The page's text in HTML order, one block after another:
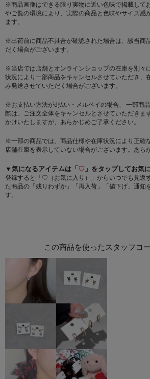
※商品画像はできる限り実物に近い色味で掲載して
やご覧の環境により、実際の商品と色味やサイズ感
ます。
※出荷前に商品不具合が確認された場合は、該当商
だく場合がございます。
※当店では店舗とオンラインショップの在庫を別々
状況により一部商品をキャンセルさせていただき、
み発送させていただく場合がございます。
※お支払い方法がd払い・メルペイの場合、 一部商
際は、ご注文全体をキャンセルとさせていただきま
かけいたしますが、あらかじめご了承ください。
※一部の商品では、商品仕様や在庫状況により正確
店舗在庫を表示していない場合がございます。あら
▼気になるアイテムは「♡ 」をタップしてお気
登録すると「♡（お気に入り）」からいつでも見返
た商品の「残りわずか」「再入荷」「値下げ」通知
す。
この商品を使ったスタッフコ